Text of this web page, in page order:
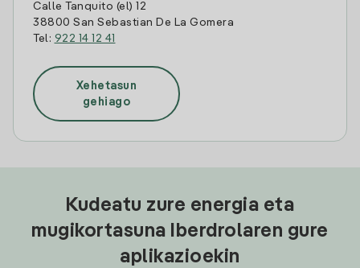
Calle Tanquito (el) 12
38800 San Sebastian De La Gomera
Tel: 922 14 12 41
Xehetasun
gehiago
Kudeatu zure energia eta
mugikortasuna Iberdrolaren gure
aplikazioekin